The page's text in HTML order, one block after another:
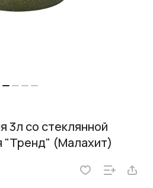
3л со стеклянной
"Тренд" (Малахит)